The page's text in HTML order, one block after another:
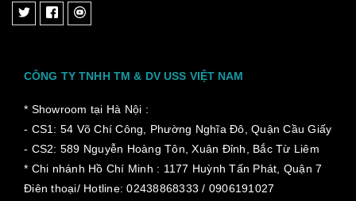
CÔNG TY TNHH TM & DV USS VIỆT NAM
* Showroom tại Hà Nội :
- CS1: 54 Võ Chí Công, Phường Nghĩa Đô, Quận Cầu Giấy
- CS2: 589 Nguyễn Hoàng Tôn, Xuân Đỉnh, Bắc Từ Liêm
* Chi nhánh Hồ Chí Minh : 1177 Huỳnh Tấn Phát, Quận 7
Điên thoại/ Hotline: 02438868333 / 0906191027